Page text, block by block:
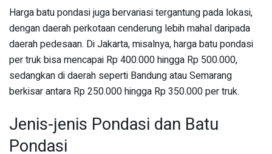
Harga batu pondasi juga bervariasi tergantung pada lokasi,
dengan daerah perkotaan cenderung lebih mahal daripada
daerah pedesaan. Di Jakarta, misalnya, harga batu pondasi
per truk bisa mencapai Rp 400.000 hingga Rp 500.000,
sedangkan di daerah seperti Bandung atau Semarang
berkisar antara Rp 250.000 hingga Rp 350.000 per truk.
Jenis-jenis Pondasi dan Batu
Pondasi